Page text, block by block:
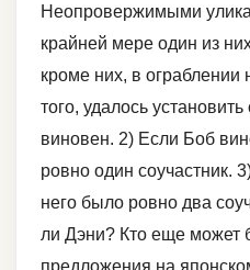
Неопровержимыми
крайней мере один из
кроме них, в ограблении
того, удалось
виновен. 2) Если Боб
ровно один соучастник.
него было ровно два
ли Дэни? Кто еще может
предложения на